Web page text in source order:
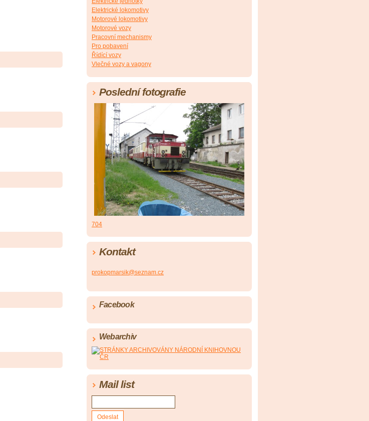
Elektrické lokomotivy
Motorové lokomotivy
Motorové vozy
Pracovní mechanismy
Pro pobavení
Řídící vozy
Vlečné vozy a vagony
Poslední fotografie
704
Kontakt
prokopmarsik@seznam.cz
Facebook
Webarchiv
Mail list